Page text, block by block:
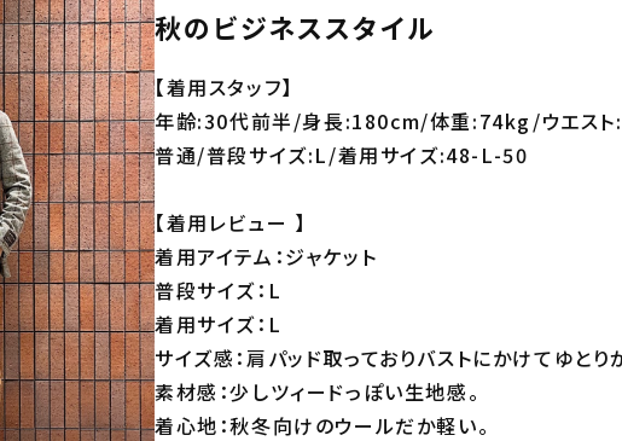
秋のビジネススタイル
【着用スタッフ】
年齢:30代前半/身長:180cm/体重:74kg/ウエス
普通/普段サイズ:L/着用サイズ:48-L-50
【着用レビュー 】
着用アイテム：ジャケット
普段サイズ：L
着用サイズ：L
サイズ感：肩パッド取っておりバストにかけてゆとり
素材感：少しツィードっぽい生地感。
着心地：秋冬向けのウールだか軽い。